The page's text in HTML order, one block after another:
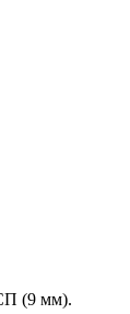
(9 мм).